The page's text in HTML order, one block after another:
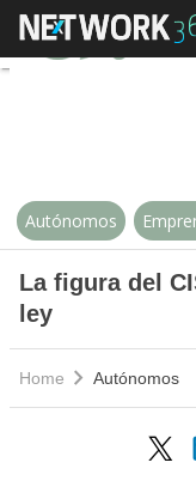
Autónomos
La figura del
ley
Home Autónomos